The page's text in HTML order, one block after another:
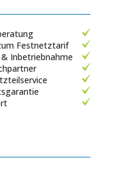
Festnetztarif
Inbetriebnahme